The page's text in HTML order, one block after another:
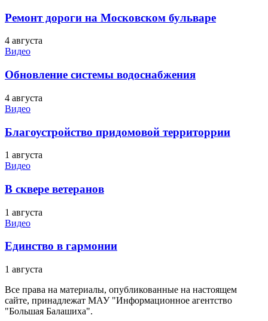
Ремонт дороги на Московском бульваре
4 августа
Видео
Обновление системы водоснабжения
4 августа
Видео
Благоустройство придомовой территоррии
1 августа
Видео
В сквере ветеранов
1 августа
Видео
Единство в гармонии
1 августа
Все права на материалы, опубликованные на настоящем
сайте, принадлежат МАУ "Информационное агентство
"Большая Балашиха".